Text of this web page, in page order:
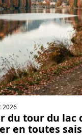
2026
du tour du lac
en toutes